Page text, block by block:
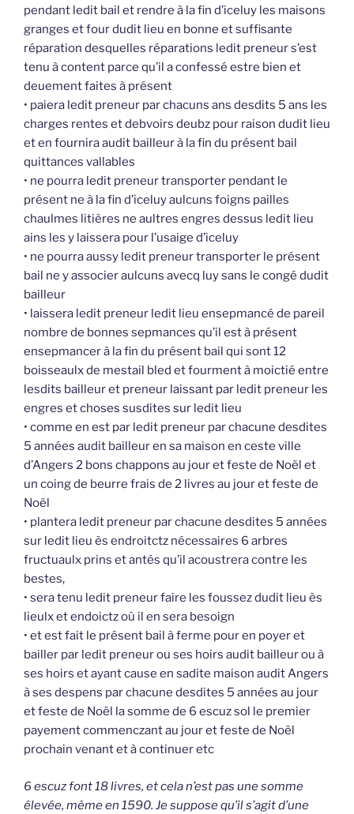
pendant ledit bail et rendre à la fin d’iceluy les maisons
granges et four dudit lieu en bonne et suffisante
réparation desquelles réparations ledit preneur s’est
tenu à content parce qu’il a confessé estre bien et
deuement faites à présent
• paiera ledit preneur par chacuns ans desdits 5 ans les
charges rentes et debvoirs deubz pour raison dudit lieu
et en fournira audit bailleur à la fin du présent bail
quittances vallables
• ne pourra ledit preneur transporter pendant le
présent ne à la fin d’iceluy aulcuns foigns pailles
chaulmes litières ne aultres engres dessus ledit lieu
ains les y laissera pour l’usaige d’iceluy
• ne pourra aussy ledit preneur transporter le présent
bail ne y associer aulcuns avecq luy sans le congé dudit
bailleur
• laissera ledit preneur ledit lieu ensepmancé de pareil
nombre de bonnes sepmances qu’il est à présent
ensepmancer à la fin du présent bail qui sont 12
boisseaulx de mestail bled et fourment à moictié entre
lesdits bailleur et preneur laissant par ledit preneur les
engres et choses susdites sur ledit lieu
• comme en est par ledit preneur par chacune desdites
5 années audit bailleur en sa maison en ceste ville
d’Angers 2 bons chappons au jour et feste de Noël et
un coing de beurre frais de 2 livres au jour et feste de
Noël
• plantera ledit preneur par chacune desdites 5 années
sur ledit lieu ès endroitctz nécessaires 6 arbres
fructuaulx prins et antés qu’il acoustrera contre les
bestes,
• sera tenu ledit preneur faire les foussez dudit lieu ès
lieulx et endoictz où il en sera besoign
• et est fait le présent bail à ferme pour en poyer et
bailler par ledit preneur ou ses hoirs audit bailleur ou à
ses hoirs et ayant cause en sadite maison audit Angers
à ses despens par chacune desdites 5 années au jour
et feste de Noël la somme de 6 escuz sol le premier
payement commenczant au jour et feste de Noël
prochain venant et à continuer etc
6 escuz font 18 livres, et cela n’est pas une somme
élevée, même en 1590. Je suppose qu’il s’agit d’une